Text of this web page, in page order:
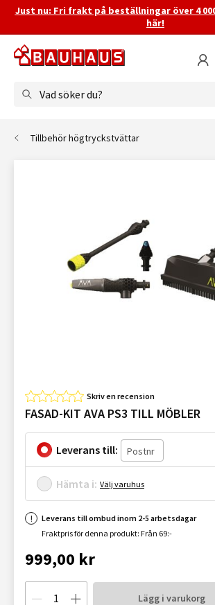
Just nu: Fri frakt på beställningar över 4
här!
Vad söker du?
Tillbehör högtryckstvättar
Skriv en recension
FASAD-KIT AVA PS3 TILL MÖBLER
Leverans till:
Hämta i: Välj varuhus
Leverans till ombud inom 2-5 arbetsdagar
Fraktpris för denna produkt: Från 69:-
999,00 kr
Lägg i varukorg